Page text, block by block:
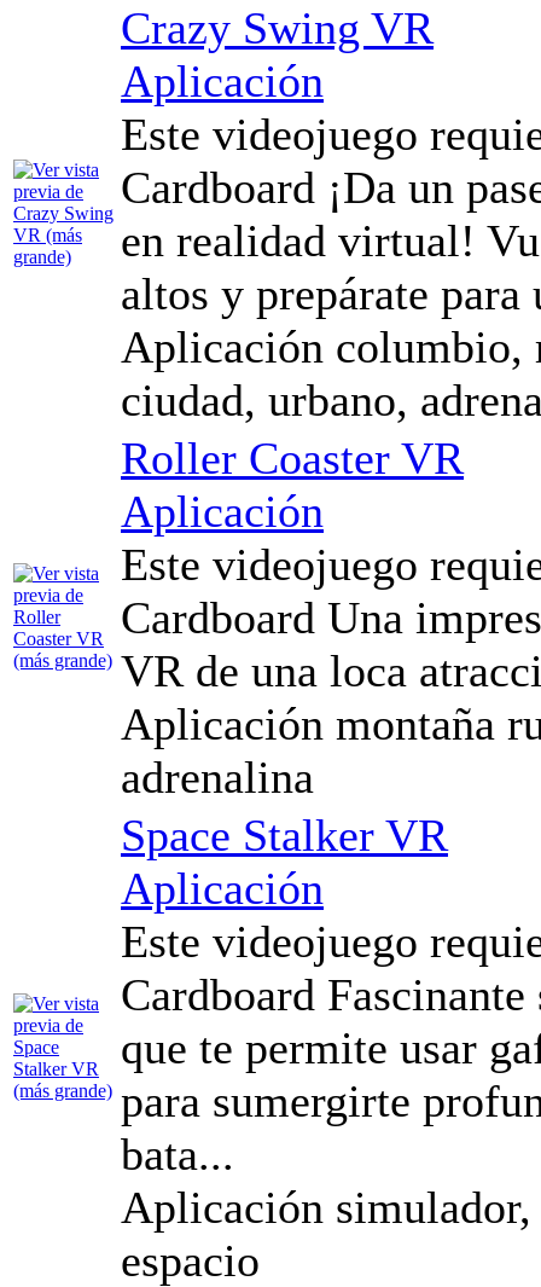
Crazy Swing VR
Aplicación
Este videojuego
Cardboard ¡Da un
en realidad virtual!
altos y prepárate
Aplicación columbio,
ciudad, urbano,
Roller Coaster VR
Aplicación
Este videojuego
Cardboard Una
VR de una loca
Aplicación montaña
adrenalina
Space Stalker VR
Aplicación
Este videojuego
Cardboard
que te permite usar
para sumergirte
bata...
Aplicación
espacio